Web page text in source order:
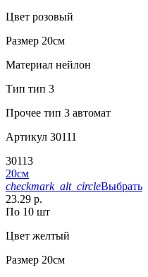
Цвет розовый
Размер 20см
Материал нейлон
Тип тип 3
Прочее тип 3 автомат
Артикул 30111
30113
20см
checkmark_alt_circleВыбрать
23.29 р.
По 10 шт
Цвет желтый
Размер 20см